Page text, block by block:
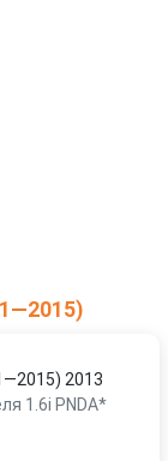
2013
1.6i PNDA*